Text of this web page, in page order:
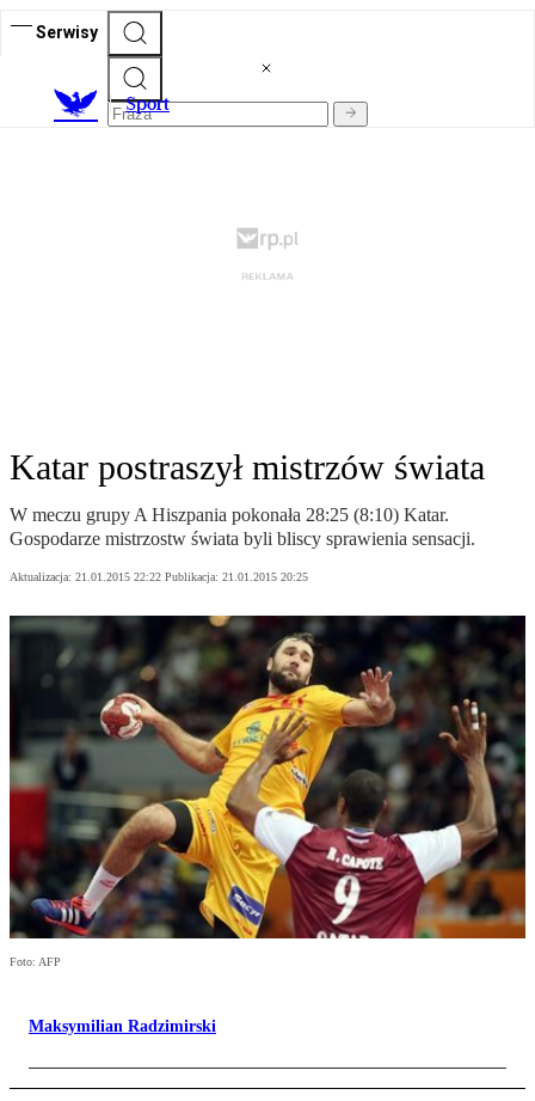
Serwisy
Sport
Katar postraszył mistrzów świata
W meczu grupy A Hiszpania pokonała 28:25 (8:10) Katar.
Gospodarze mistrzostw świata byli bliscy sprawienia sensacji.
Aktualizacja: 21.01.2015 22:22 Publikacja: 21.01.2015 20:25
Foto: AFP
Maksymilian Radzimirski